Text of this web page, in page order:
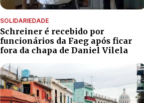
SOLIDARIEDADE
Schreiner é recebido por
funcionários da Faeg após ficar
fora da chapa de Daniel Vilela